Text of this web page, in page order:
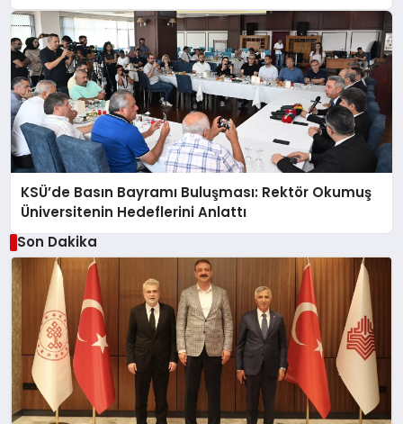
KSÜ’de Basın Bayramı Buluşması: Rektör Okumuş
Üniversitenin Hedeflerini Anlattı
Son Dakika